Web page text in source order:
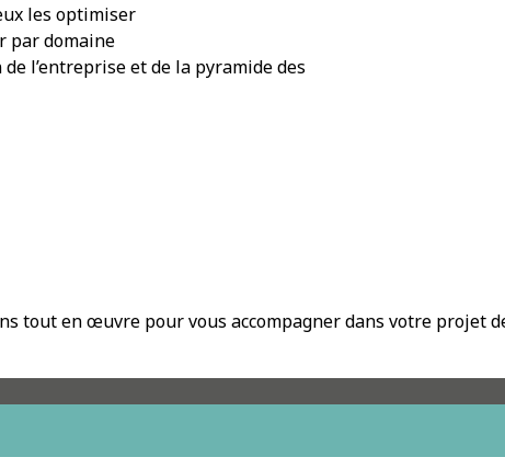
les optimiser
par domaine
l’entreprise et de la pyramide des
tout en œuvre pour vous accompagner dans votre projet